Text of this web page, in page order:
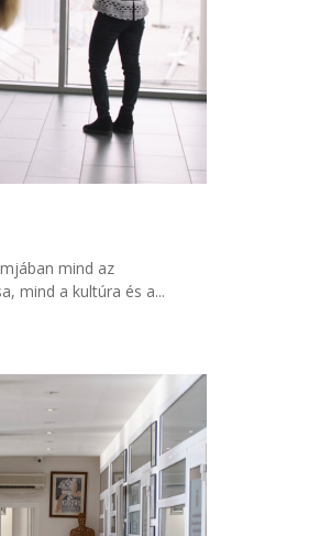
mind az
mind a kultúra és a...